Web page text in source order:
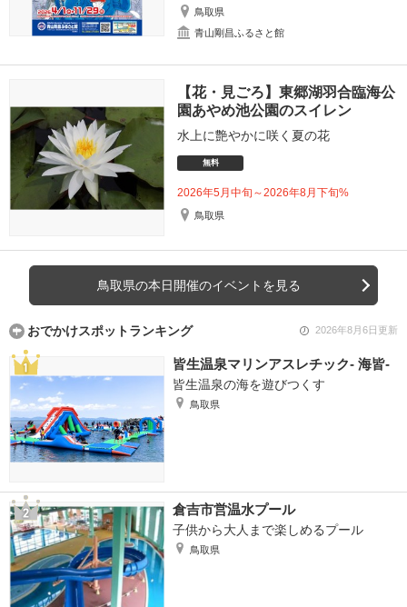
鳥取県
青山剛昌ふるさと館
【花・見ごろ】東郷湖羽合臨海公
園あやめ池公園のスイレン
水上に艶やかに咲く夏の花
無料
2026年5月中旬～2026年8月下旬%
鳥取県
鳥取県の本日開催のイベントを見る
おでかけスポットランキング 2026年8月6日更新
皆生温泉マリンアスレチック- 海皆-
皆生温泉の海を遊びつくす
鳥取県
倉吉市営温水プール
子供から大人まで楽しめるプール
鳥取県